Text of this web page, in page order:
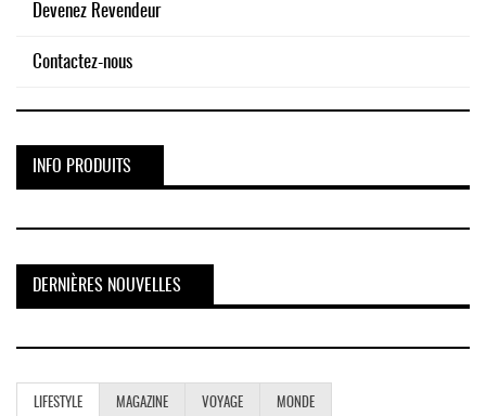
Devenez Revendeur
Contactez-nous
INFO PRODUITS
DERNIÈRES NOUVELLES
LIFESTYLE MAGAZINE VOYAGE MONDE